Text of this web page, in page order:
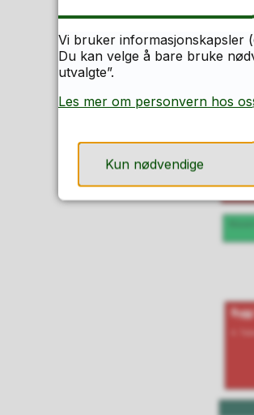
Vi bruker informasjonskapsler
Du kan velge å bare bruke
utvalgte”.
Les mer om personvern hos
Kun nødvendige